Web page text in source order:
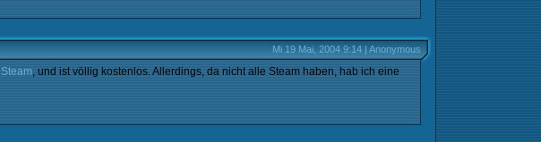
Mi 19 Mai, 2004 9:14 | Anonymous
Steam, und ist völlig kostenlos. Allerdings, da nicht alle Steam haben, hab ich eine